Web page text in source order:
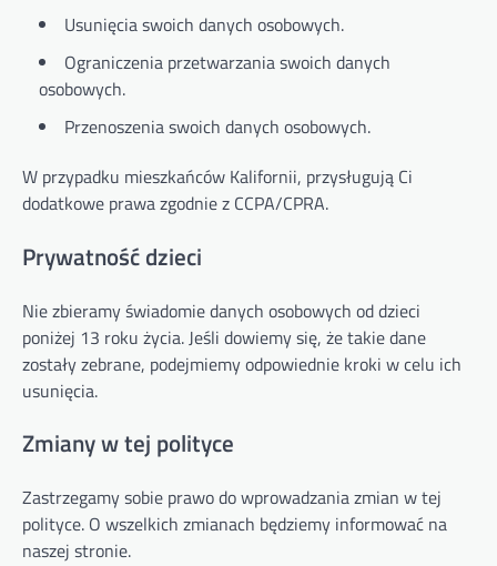
Usunięcia swoich danych osobowych.
Ograniczenia przetwarzania swoich danych
osobowych.
Przenoszenia swoich danych osobowych.
W przypadku mieszkańców Kalifornii, przysługują Ci
dodatkowe prawa zgodnie z CCPA/CPRA.
Prywatność dzieci
Nie zbieramy świadomie danych osobowych od dzieci
poniżej 13 roku życia. Jeśli dowiemy się, że takie dane
zostały zebrane, podejmiemy odpowiednie kroki w celu ich
usunięcia.
Zmiany w tej polityce
Zastrzegamy sobie prawo do wprowadzania zmian w tej
polityce. O wszelkich zmianach będziemy informować na
naszej stronie.